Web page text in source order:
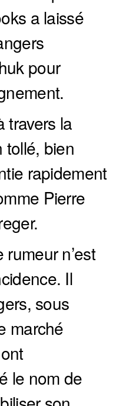
a laissé
pour
travers la
tollé, bien
rapidement
Pierre
n’est
Il
sous
marché
le nom de